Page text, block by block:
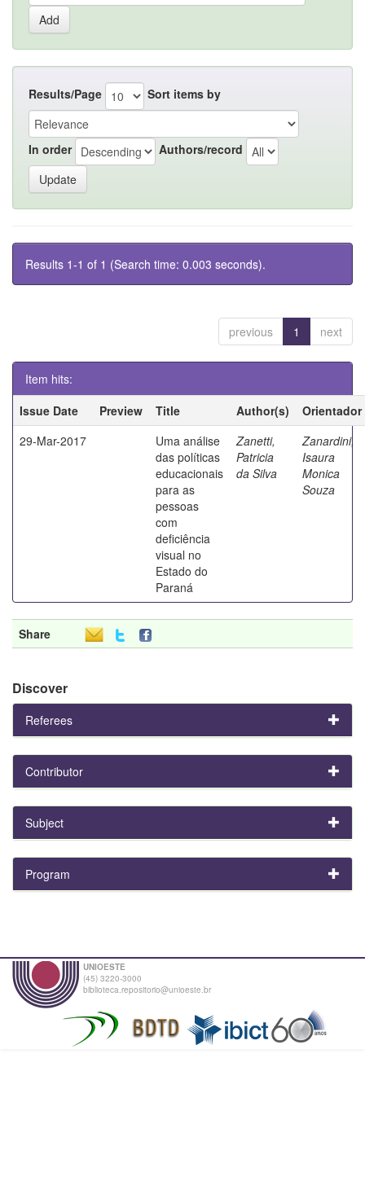
Results/Page Sort items by
In order Authors/record
Results 1-1 of 1 (Search time: 0.003 seconds).
previous 1 next
Item hits:
Issue Date
Preview Title Author(s)
Orientador
29-Mar-2017
Uma análise
das políticas
educacionais
para as
pessoas
com
deficiência
visual no
Estado do
Paraná
Zanetti,
Patricia
da Silva
Zanardini,
Isaura
Monica
Souza
Share
Discover
Referees
Contributor
Subject
Program
UNIOESTE
(45) 3220-3000
biblioteca.repositorio@unioeste.br